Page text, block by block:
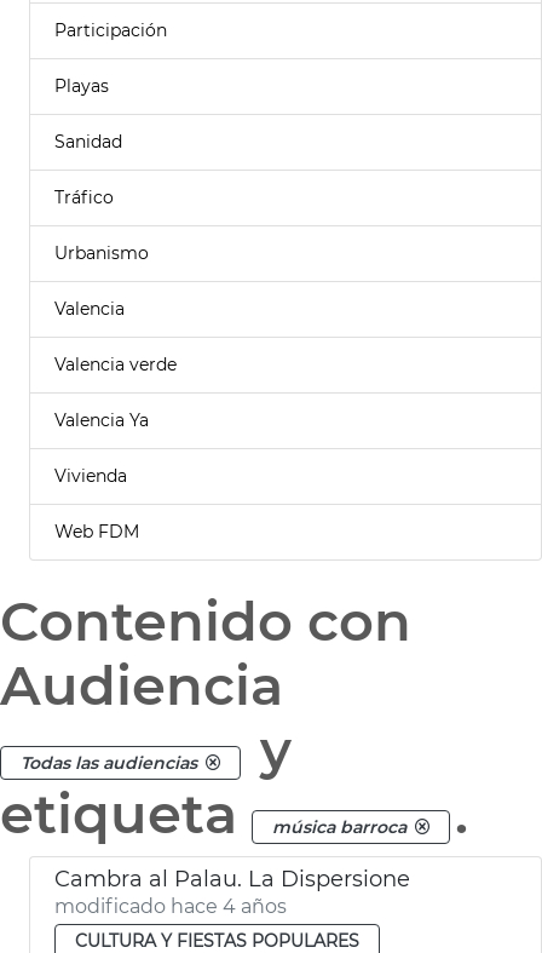
Participación
Playas
Sanidad
Tráfico
Urbanismo
Valencia
Valencia verde
Valencia Ya
Vivienda
Web FDM
Contenido con
Audiencia
Todas las audiencias
y
etiqueta
música barroca .
Cambra al Palau. La Dispersione
modificado hace 4 años
CULTURA Y FIESTAS POPULARES